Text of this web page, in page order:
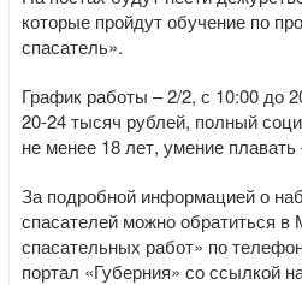
которые пройдут обучение по
спасатель».
График работы – 2/2, с 10:00 до
20-24 тысяч рублей, полный
не менее 18 лет, умение плавать
За подробной информацией о
спасателей можно обратиться
спасательных работ» по
портал «Губерния» со ссылкой